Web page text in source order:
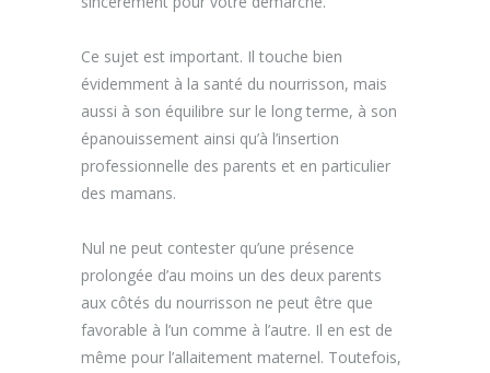
Ce sujet est important. Il touche bien
évidemment à la santé du nourrisson, mais
aussi à son équilibre sur le long terme, à son
épanouissement ainsi qu’à l’insertion
professionnelle des parents et en particulier
des mamans.
Nul ne peut contester qu’une présence
prolongée d’au moins un des deux parents
aux côtés du nourrisson ne peut être que
favorable à l’un comme à l’autre. Il en est de
même pour l’allaitement maternel. Toutefois,